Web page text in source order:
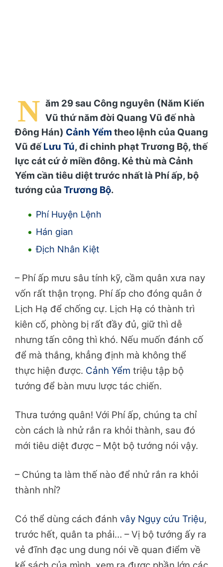
N ăm 29 sau Công nguyên (Năm Kiến
Vũ thứ năm đời Quang Vũ đế nhà
Đông Hán) Cảnh Yểm theo lệnh của Quang
Vũ đếLưu Tú, đi chinh phạt Trương Bộ, thế
lực cát cứ ở miền đông. Kẻ thù mà Cảnh
Yểm cần tiêu diệt trước nhất là Phí ấp, bộ
tướng của Trương Bộ.
Phí Huyện Lệnh
Hán gian
Địch Nhân Kiệt
– Phí ấp mưu sâu tính kỹ, cầm quân xưa nay
vốn rất thận trọng. Phí ấp cho đóng quân ở
Lịch Hạ để chống cự. Lịch Hạ có thành trì
kiên cố, phòng bị rất đầy đủ, giữ thì dễ
nhưng tấn công thì khó. Nếu muốn đánh cố
để mà thắng, khẳng định mà không thể
thực hiện được. Cảnh Yểm triệu tập bộ
tướng để bàn mưu lược tác chiến.
Thưa tướng quân! Với Phí ấp, chúng ta chỉ
còn cách là nhử rắn ra khỏi thành, sau đó
mới tiêu diệt được – Một bộ tướng nói vậy.
– Chúng ta làm thế nào để nhử rắn ra khỏi
thành nhỉ?
Có thể dùng cách đánh vây Ngụy cứu Triệu,
trước hết, quân ta phải… – Vị bộ tướng ấy ra
vẻ đĩnh đạc ung dung nói về quan điểm về